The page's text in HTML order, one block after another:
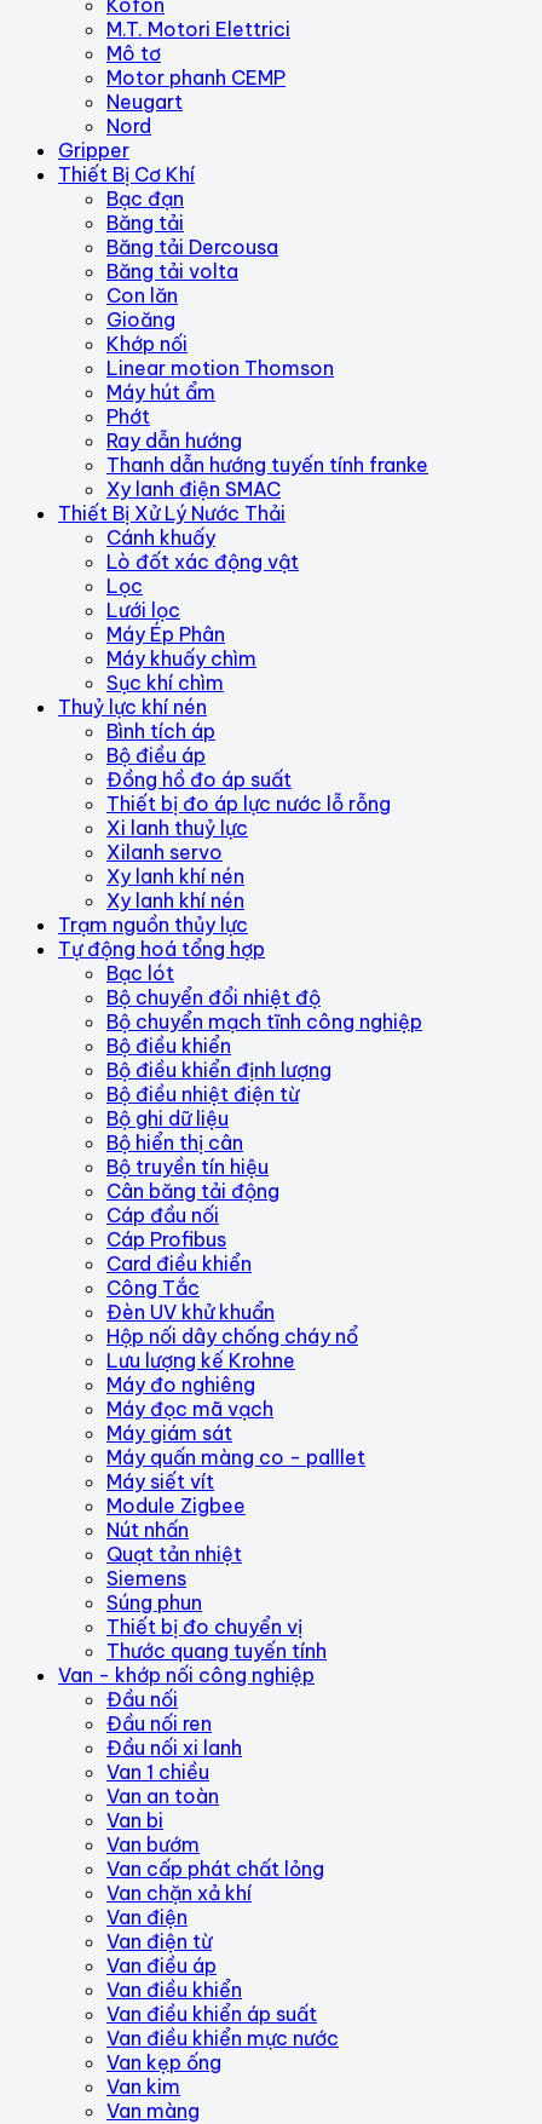
M.T. Motori Elettrici
Mô tơ
Motor phanh CEMP
Neugart
Nord
Gripper
Thiết Bị Cơ Khí
Bạc đạn
Băng tải
Băng tải Dercousa
Băng tải volta
Con lăn
Gioăng
Khớp nối
Linear motion Thomson
Máy hút ẩm
Phớt
Ray dẫn hướng
Thanh dẫn hướng tuyến tính franke
Xy lanh điện SMAC
Thiết Bị Xử Lý Nước Thải
Cánh khuấy
Lò đốt xác động vật
Lọc
Lưới lọc
Máy Ép Phân
Máy khuấy chìm
Sục khí chìm
Thuỷ lực khí nén
Bình tích áp
Bộ điều áp
Đồng hồ đo áp suất
Thiết bị đo áp lực nước lỗ rỗng
Xi lanh thuỷ lực
Xilanh servo
Xy lanh khí nén
Xy lanh khí nén
Trạm nguồn thủy lực
Tự động hoá tổng hợp
Bạc lót
Bộ chuyển đổi nhiệt độ
Bộ chuyển mạch tĩnh công nghiệp
Bộ điều khiển
Bộ điều khiển định lượng
Bộ điều nhiệt điện từ
Bộ ghi dữ liệu
Bộ hiển thị cân
Bộ truyền tín hiệu
Cân băng tải động
Cáp đầu nối
Cáp Profibus
Card điều khiển
Công Tắc
Đèn UV khử khuẩn
Hộp nối dây chống cháy nổ
Lưu lượng kế Krohne
Máy đo nghiêng
Máy đọc mã vạch
Máy giám sát
Máy quấn màng co - palllet
Máy siết vít
Module Zigbee
Nút nhấn
Quạt tản nhiệt
Siemens
Súng phun
Thiết bị đo chuyển vị
Thước quang tuyến tính
Van - khớp nối công nghiệp
Đầu nối
Đầu nối ren
Đầu nối xi lanh
Van 1 chiều
Van an toàn
Van bi
Van bướm
Van cấp phát chất lỏng
Van chặn xả khí
Van điện
Van điện từ
Van điều áp
Van điều khiển
Van điều khiển áp suất
Van điều khiển mực nước
Van kẹp ống
Van kim
Van màng